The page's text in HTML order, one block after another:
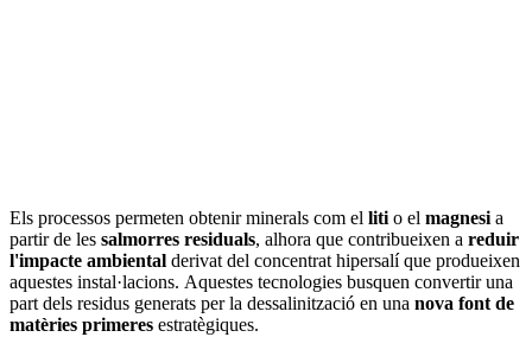
Els processos permeten obtenir minerals com el liti o el magnesi a
partir de les salmorres residuals, alhora que contribueixen a reduir
l'impacte ambiental derivat del concentrat hipersalí que produeixen
aquestes instal·lacions. Aquestes tecnologies busquen convertir una
part dels residus generats per la dessalinització en una nova font de
matèries primeres estratègiques.